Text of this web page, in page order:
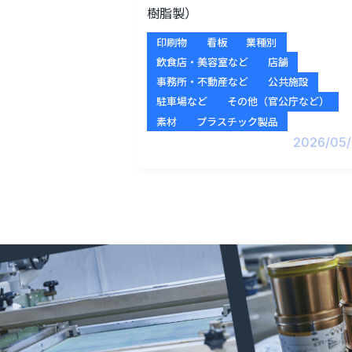
樹脂製）
印刷物 看板
業種別
飲食店・美容室など
店舗
事務所・不動産など
公共施設
駐車場など
その他（官公庁など）
素材
プラスチック製品
2026/05/